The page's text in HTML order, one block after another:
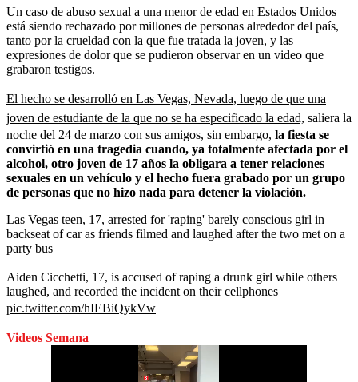
Un caso de abuso sexual a una menor de edad en Estados Unidos
está siendo rechazado por millones de personas alrededor del país,
tanto por la crueldad con la que fue tratada la joven, y las
expresiones de dolor que se pudieron observar en un video que
grabaron testigos.
El hecho se desarrolló en Las Vegas, Nevada, luego de que una
joven de estudiante de la que no se ha especificado la edad, saliera la
noche del 24 de marzo con sus amigos, sin embargo, la fiesta se
convirtió en una tragedia cuando, ya totalmente afectada por el
alcohol, otro joven de 17 años la obligara a tener relaciones
sexuales en un vehículo y el hecho fuera grabado por un grupo
de personas que no hizo nada para detener la violación.
Las Vegas teen, 17, arrested for 'raping' barely conscious girl in
backseat of car as friends filmed and laughed after the two met on a
party bus
Aiden Cicchetti, 17, is accused of raping a drunk girl while others
laughed, and recorded the incident on their cellphones
pic.twitter.com/hIEBiQykVw
Videos Semana